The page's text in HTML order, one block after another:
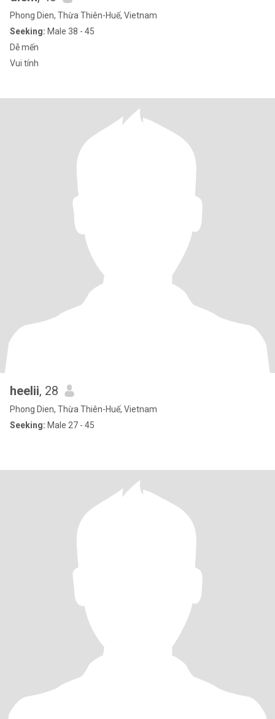
Phong Dien, Thừa Thiên-Huế, Vietnam
Seeking: Male 38 - 45
Dễ mến
Vui tính
heelii, 28
Phong Dien, Thừa Thiên-Huế, Vietnam
Seeking: Male 27 - 45